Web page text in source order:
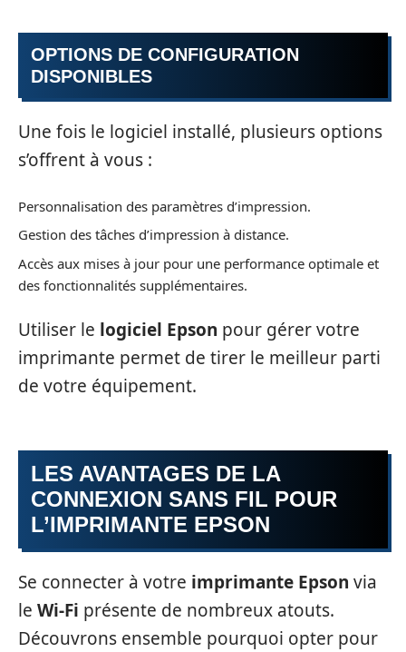
OPTIONS DE CONFIGURATION
DISPONIBLES
Une fois le logiciel installé, plusieurs options
s’offrent à vous :
Personnalisation des paramètres d’impression.
Gestion des tâches d’impression à distance.
Accès aux mises à jour pour une performance optimale et
des fonctionnalités supplémentaires.
Utiliser le logiciel Epson pour gérer votre
imprimante permet de tirer le meilleur parti
de votre équipement.
LES AVANTAGES DE LA
CONNEXION SANS FIL POUR
L’IMPRIMANTE EPSON
Se connecter à votre imprimante Epson via
le Wi-Fi présente de nombreux atouts.
Découvrons ensemble pourquoi opter pour